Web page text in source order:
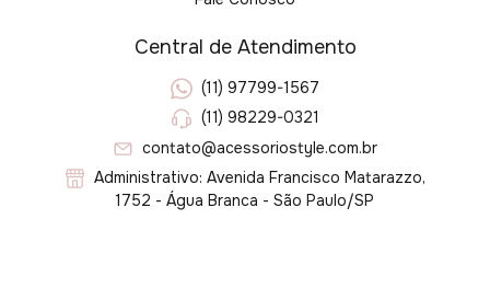
Central de Atendimento
(11) 97799-1567
(11) 98229-0321
contato@acessoriostyle.com.br
Administrativo: Avenida Francisco Matarazzo,
1752 - Água Branca - São Paulo/SP